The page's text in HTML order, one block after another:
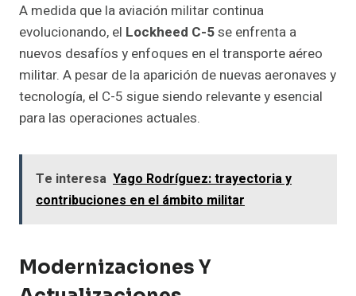
A medida que la aviación militar continua
evolucionando, el Lockheed C-5se enfrenta a
nuevos desafíos y enfoques en el transporte aéreo
militar. A pesar de la aparición de nuevas aeronaves y
tecnología, el C-5 sigue siendo relevante y esencial
para las operaciones actuales.
Te interesa Yago Rodríguez: trayectoria y
contribuciones en el ámbito militar
Modernizaciones Y